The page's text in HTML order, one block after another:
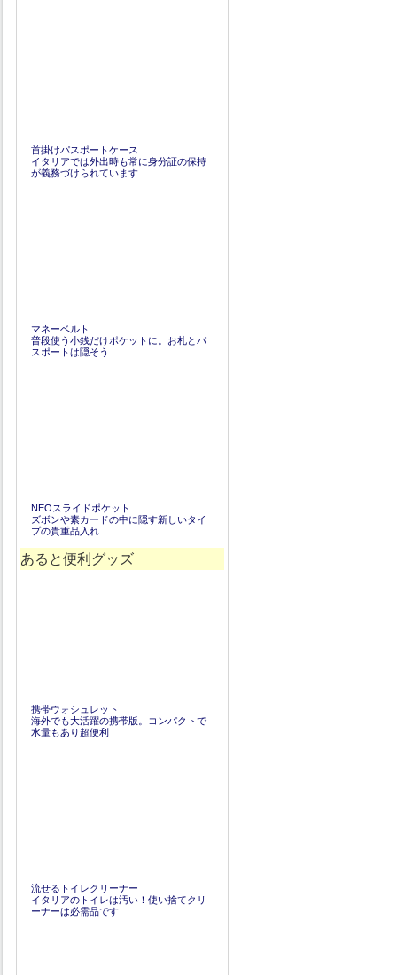
首掛けパスポートケース
イタリアでは外出時も常に身分証の保持
が義務づけられています
マネーベルト
普段使う小銭だけポケットに。お札とパ
スポートは隠そう
NEOスライドポケット
ズボンや素カードの中に隠す新しいタイ
プの貴重品入れ
あると便利グッズ
携帯ウォシュレット
海外でも大活躍の携帯版。コンパクトで
水量もあり超便利
流せるトイレクリーナー
イタリアのトイレは汚い！使い捨てクリ
ーナーは必需品です